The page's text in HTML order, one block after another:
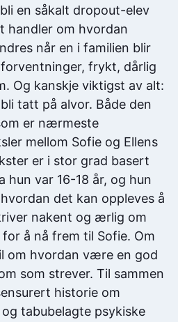
en såkalt dropout-elev
handler om hvordan
når en i familien blir
frykt, dårlig
Og kanskje viktigst av alt:
tatt på alvor. Både den
er nærmeste
mellom Sofie og Ellens
er i stor grad basert
hun var 16-18 år, og hun
det kan oppleves å
nakent og ærlig om
å nå frem til Sofie. Om
om hvordan være en god
som strever. Til sammen
historie om
tabubelagte psykiske